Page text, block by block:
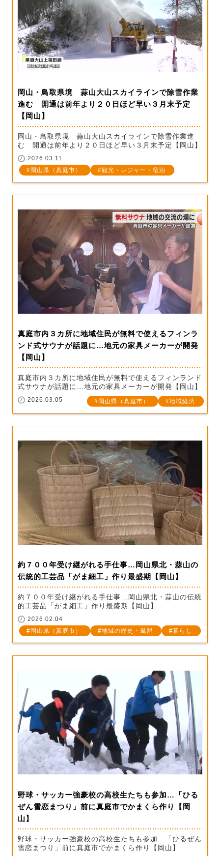
岡山・鳥取県境 蒜山大山スカイラインで除雪作業
進む 開通は前年より２０日ほど早い３月末予定
【岡山】
岡山・鳥取県境 蒜山大山スカイラインで除雪作業進
む 開通は前年より２０日ほど早い３月末予定【岡山】
2026.03.11
岡山県（真庭市）
観光・レジャー・宿泊
真庭市内３カ所に地域住民が無料で使えるフィンラ
ンド式サウナが話題に…地元の家具メーカーが開発
【岡山】
真庭市内３カ所に地域住民が無料で使えるフィンランド
式サウナが話題に…地元の家具メーカーが開発【岡山】
2026.03.05 岡山県（真庭市） 地域経済
約７００年受け継がれる手仕事…岡山県北・蒜山の
伝統的工芸品「がま細工」作り最盛期【岡山】
約７００年受け継がれる手仕事…岡山県北・蒜山の伝統
的工芸品「がま細工」作り最盛期【岡山】
2026.02.04
岡山県（真庭市）
地域の歴史・風習 暮らし
野球・サッカー強豪校の高校生たちも参加…「ひる
ぜん雪恋まつり」前に真庭市でかまくら作り【岡
山】
野球・サッカー強豪校の高校生たちも参加…「ひるぜん
雪恋まつり」前に真庭市でかまくら作り【岡山】